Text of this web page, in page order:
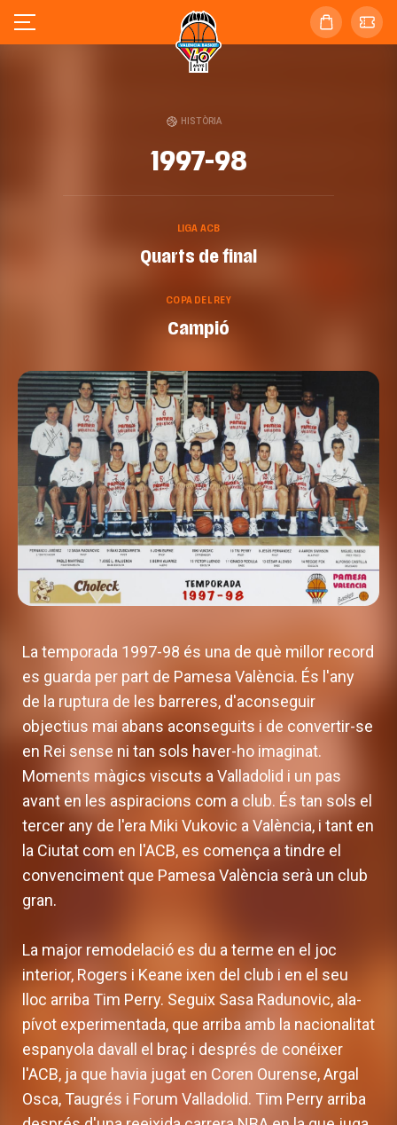
HISTÒRIA
1997-98
LIGA ACB
Quarts de final
COPA DEL REY
Campió
La temporada 1997-98 és una de què millor record
es guarda per part de Pamesa València. És l'any
de la ruptura de les barreres, d'aconseguir
objectius mai abans aconseguits i de convertir-se
en Rei sense ni tan sols haver-ho imaginat.
Moments màgics viscuts a Valladolid i un pas
avant en les aspiracions com a club. És tan sols el
tercer any de l'era Miki Vukovic a València, i tant en
la Ciutat com en l'ACB, es comença a tindre el
convenciment que Pamesa València serà un club
gran.
La major remodelació es du a terme en el joc
interior, Rogers i Keane ixen del club i en el seu
lloc arriba Tim Perry. Seguix Sasa Radunovic, ala-
pívot experimentada, que arriba amb la nacionalitat
espanyola davall el braç i després de conéixer
l'ACB, ja que havia jugat en Coren Ourense, Argal
Osca, Taugrés i Forum Valladolid. Tim Perry arriba